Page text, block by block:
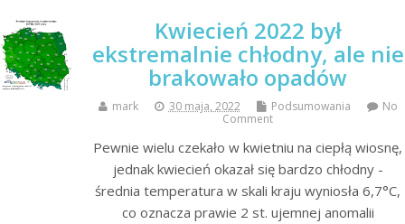
Kwiecień 2022 był
ekstremalnie chłodny, ale nie
brakowało opadów
mark 30 maja, 2022 Podsumowania
No
Comment
Pewnie wielu czekało w kwietniu na ciepłą wiosnę,
jednak kwiecień okazał się bardzo chłodny -
średnia temperatura w skali kraju wyniosła 6,7°C,
co oznacza prawie 2 st. ujemnej anomalii